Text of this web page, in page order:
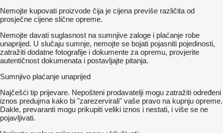
Nemojte kupovati proizvode čija je cijena previše različita od
prosječne cijene slične opreme.
Nemojte davati suglasnost na sumnjive zaloge i plaćanje robe
unaprijed. U slučaju sumnje, nemojte se bojati pojasniti pojedinosti,
zatražiti dodatne fotografije i dokumente za opremu, provjerite
autentičnost dokumenata i postavljajte pitanja.
Sumnjivo plaćanje unaprijed
Najčešći tip prijevare. Nepošteni prodavatelji mogu zatražiti određeni
iznos predujma kako bi "zarezervirali" vaše pravo na kupnju opreme.
Dakle, prevaranti mogu prikupiti veliki iznos i nestati, i više se ne
pojavljivati.